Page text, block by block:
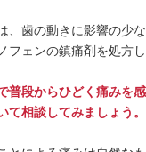
、歯の動きに影響の少な
フェンの鎮痛剤を処方し
普段からひどく痛みを
て相談してみましょう。